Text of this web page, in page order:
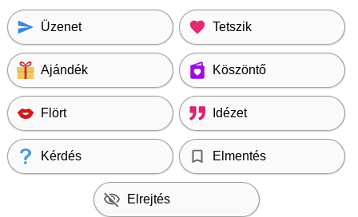
Üzenet Tetszik
Ajándék Köszöntő
Flört Idézet
Kérdés Elmentés
Elrejtés